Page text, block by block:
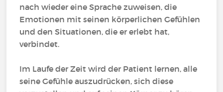
nach wieder eine Sprache zuweisen, die
Emotionen mit seinen körperlichen Gefühlen
und den Situationen, die er erlebt hat,
verbindet.
Im Laufe der Zeit wird der Patient lernen, alle
seine Gefühle auszudrücken, sich diese